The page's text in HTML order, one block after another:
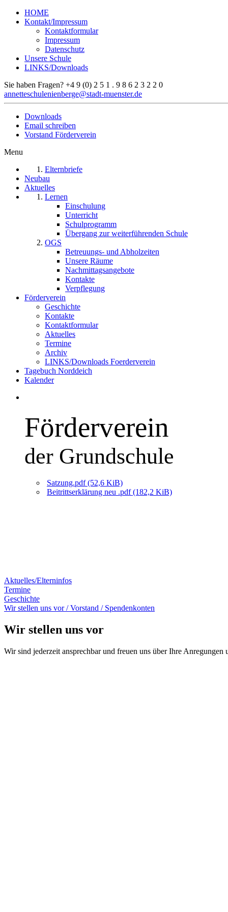
HOME
Kontakt/Impressum
Kontaktformular
Impressum
Datenschutz
Unsere Schule
LINKS/Downloads
Sie haben Fragen? +4 9 (0) 2 5 1 . 9 8 6 2 3 2 2 0
annetteschulenienberge@stadt-muenster.de
Downloads
Email schreiben
Vorstand Förderverein
Menu
Elternbriefe
Neubau
Aktuelles
Lernen
Einschulung
Unterricht
Schulprogramm
Übergang zur weiterführenden Schule
OGS
Betreuungs- und Abholzeiten
Unsere Räume
Nachmittagsangebote
Kontakte
Verpflegung
Förderverein
Geschichte
Kontakte
Kontaktformular
Aktuelles
Termine
Archiv
LINKS/Downloads Foerderverein
Tagebuch Norddeich
Kalender
Förderverein
der Grundschule
Satzung.pdf(52,6 KiB)
Beitrittserklärung neu .pdf(182,2 KiB)
Aktuelles/Elterninfos
Termine
Geschichte
Wir stellen uns vor / Vorstand / Spendenkonten
Wir stellen uns vor
Wir sind jederzeit ansprechbar und freuen uns über Ihre Anregungen